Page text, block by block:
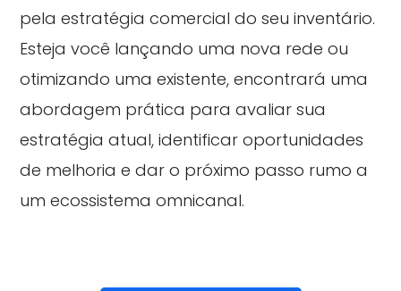
pela estratégia comercial do seu inventário.
Esteja você lançando uma nova rede ou
otimizando uma existente, encontrará uma
abordagem prática para avaliar sua
estratégia atual, identificar oportunidades
de melhoria e dar o próximo passo rumo a
um ecossistema omnicanal.